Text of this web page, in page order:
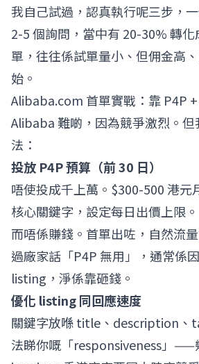
我自己試過，認真執行呢三步，
2-5 個詢問，當中有 20-30% 轉化
單，往往係試單量小、但佣金高
始。
Alibaba.com 首單實戰：靠 P4P
Alibaba 難啲，因為競爭激烈。
法：
投放 P4P 預算（前 30 日）
唔使投成千上萬。$300-500 港元
核心關鍵字，設定每日出價上限
而唔係賺錢。首單出咗，自然流
過廠家話「P4P 無用」，通常係
listing，淨係靠砸錢。
優化 listing 同回應速度
關鍵字放喺 title、description、
法睇你嘅「responsiveness」——